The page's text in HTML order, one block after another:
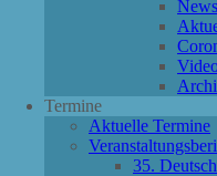
Termine
Aktuelle Termine
35.